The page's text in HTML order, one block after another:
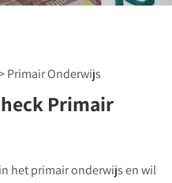
Primair Onderwijs
Primair
het primair onderwijs en wil